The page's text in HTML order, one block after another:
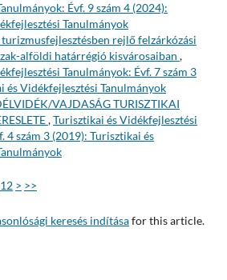
Évf. 9 szám 4 (2024):
Tanulmányok
rejlő felzárkózási
alföldi határrégió kisvárosaiban ,
Tanulmányok: Évf. 7 szám 3
és Vidékfejlesztési Tanulmányok
VAJDASÁG TURISZTIKAI
,Turisztikai és Vidékfejlesztési
4 szám 3 (2019): Turisztikai és
12 > >>
keresés indításafor this article.